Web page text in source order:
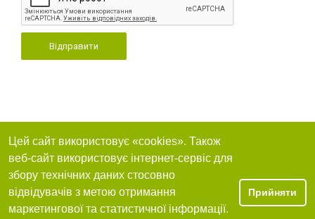
Відправити
Цей сайт використовує «cookies». Також
веб-сайт використовує інтернет-сервіс для
збору технічних даних стосовно
відвідувачів з метою отримання
маркетингової та статистичної інформації.
Прийняти